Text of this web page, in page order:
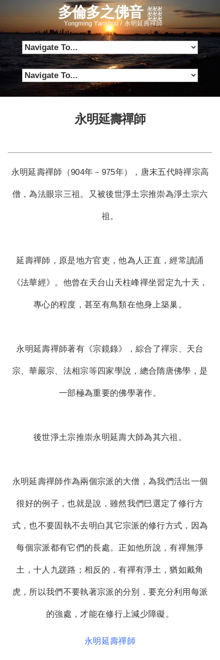
多倫多之佛音
Yongming Yanshou / 永明延壽禪師
永明延壽禪師
永明延壽禪師（904年－975年），唐末五代時禪宗高
僧，為法眼宗三祖。又被後世淨土宗推崇為淨土宗六
祖。
延壽禪師，原是地方官吏，他為人正直，經常讀誦
《法華經》。他曾在天台山天柱峰禪坐習定九十天，
專心的程度，甚至有鳥類在他身上築巢。
永明延壽禪師著有《宗鏡錄》，綜合了禪宗、天台
宗、華嚴宗、法相宗等四家學說，總合隋唐佛學，是
一部極為重要的佛學著作。
後世淨土宗推崇永明延壽大師為其六祖。
永明延壽禪師作為兩個宗派的大僧，為我們活出一個
很好的例子，也就是說，雖然我們巳選定了修行方
式，也不要固執不去明白其它宗派的修行方式，因為
每個宗派都有它們的長處。正如他所說，有禪無淨
土，十人九蹉路；相反的，有禪有淨土，猶如戴角
虎，所以我們不要執著宗派的分別，要充分利用每派
的強處，才能在修行上減少障礙。
永明延壽禪師